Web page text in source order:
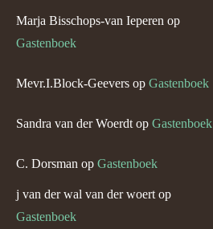
Marja Bisschops-van Ieperen op
Gastenboek
Mevr.I.Block-Geevers op Gastenboek
Sandra van der Woerdt op Gastenboek
C. Dorsman op Gastenboek
j van der wal van der woert op
Gastenboek